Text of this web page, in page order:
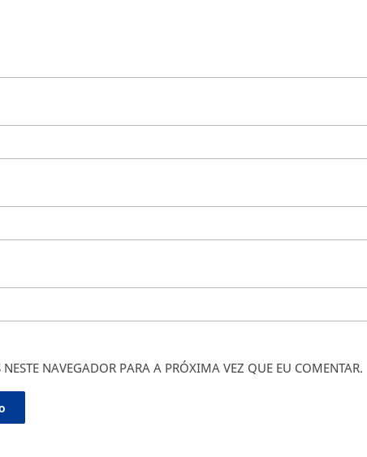
NAVEGADOR PARA A PRÓXIMA VEZ QUE EU COMENTAR.